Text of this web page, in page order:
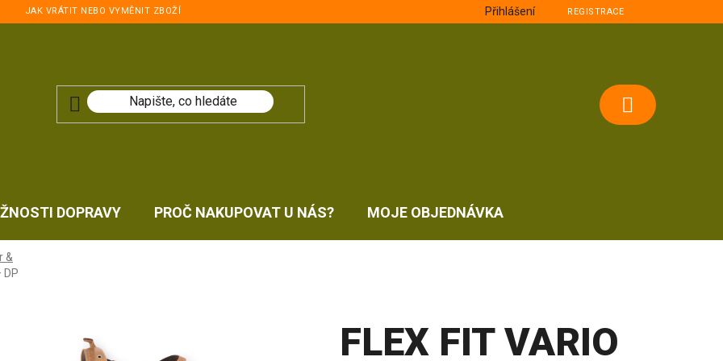
JAK VRÁTIT NEBO VYMĚNIT ZBOŽÍ Přihlášení REGISTRACE
NÁKUPNÍ
DOPRAVY PROČ NAKUPOVAT U NÁS? MOJE OBJEDNÁVKA
&
DP
FLEX FIT VARIO